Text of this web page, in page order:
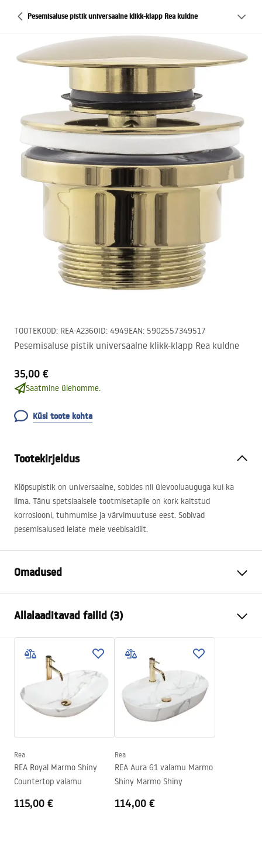
Pesemisaluse pistik universaalne klikk-klapp Rea kuldne
TOOTEKOOD: REA-A2360ID: 4949EAN: 5902557349517
Pesemisaluse pistik universaalne klikk-klapp Rea kuldne
35,00 €
Saatmine ülehomme.
Küsi toote kohta
Tootekirjeldus
Klõpsupistik on universaalne, sobides nii ülevooluauguga kui ka
ilma. Tänu spetsiaalsele tootmisetapile on kork kaitstud
korrosiooni, tuhmumise ja värvimuutuse eest. Sobivad
pesemisalused leiate meie veebisaidilt.
Omadused
Materjal
messingist
Värv
Kuld
24 kuud
Kattetehnoloogia
Pesemisbasseini läbimõõt
mm
Allalaaditavad failid (3)
Garantiitingimused
Warranty_Terms_and_Conditions_Siphons_-_24.pdf
Turvalisuse teave
Warranty_Terms_and_Conditions_Plugs_and_Siphons.
pdf
Paigaldusjuhend
Plug_and_Siphon.pdf
Rea
REA Royal Marmo Shiny
Countertop valamu
115,00 €
Rea
REA Aura 61 valamu Marmo
Shiny Marmo Shiny
114,00 €